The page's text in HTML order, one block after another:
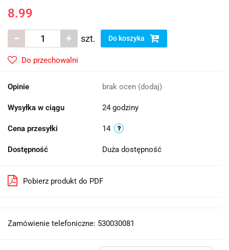
8.99
szt. Do koszyka
Do przechowalni
Opinie brak ocen (dodaj)
Wysyłka w ciągu 24 godziny
Cena przesyłki 14
Dostępność Duża dostępność
Pobierz produkt do PDF
Zamówienie telefoniczne: 530030081